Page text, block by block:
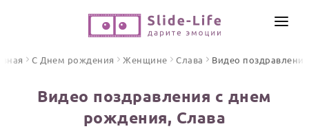
ПО ФОРМАТУ
ИНСТРУМЕНТЫ
С Днем рождения Женщине Слава Видео поздравления
Видео поздравления с днем
рождения, Слава